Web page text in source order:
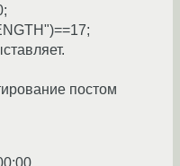
постом